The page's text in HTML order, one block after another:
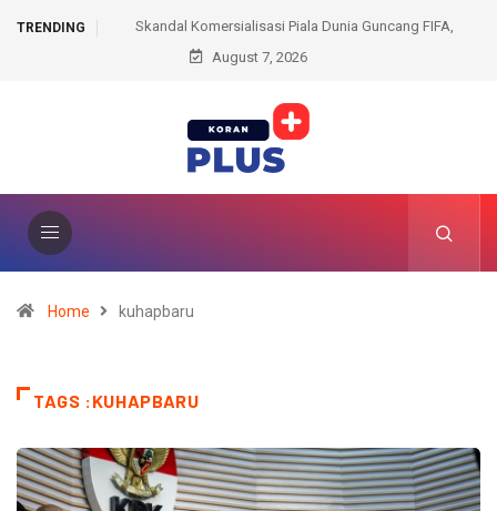
TRENDING
Piala Dunia Guncang FIFA,
Kehilangan Kepercayaan dari
Bursa Ketua IKM Lubuklinggau
August 7, 2026
Home kuhapbaru
TAGS :KUHAPBARU